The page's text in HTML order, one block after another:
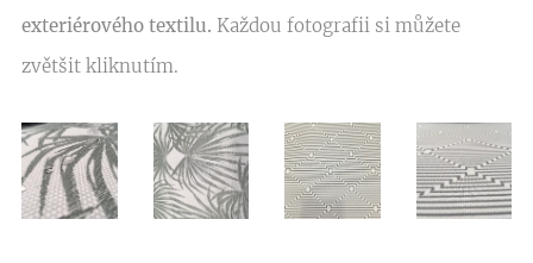
exteriérového textilu. Každou fotografii si můžete
zvětšit kliknutím.